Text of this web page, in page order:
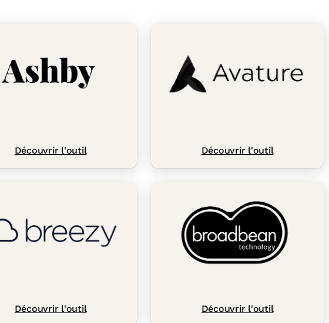
Découvrir l'outil Découvrir l'outil
Découvrir l'outil Découvrir l'outil